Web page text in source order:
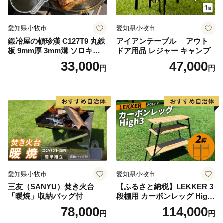
愛知県小牧市
鍛冶屋の頓珍漢 C127T9 丸鉄
板 9mm厚 3mm溝 ソロキャ
ンプ用 専用ハンドル付き ス
ノーピーク アルミパーソナ
33,000円
愛知県小牧市
アイアンテーブル アウト
ドア用品 レジャー キャンプ
47,000円
愛知県小牧市
三友（SANYU）焚き火台
「暖焼」収納バッグ付
78,000円
愛知県小牧市
【ふるさと納税】LEKKER 3
段棚用 カーボンレッグ High
3 2脚 キャンプ アウトドア ソ
ロキャン カーボン アウトド
114,000円